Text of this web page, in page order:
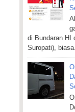
di Bundaran HI
Suropati),